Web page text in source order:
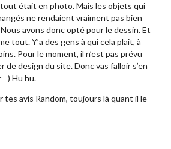
tout était en photo. Mais les objets qui
ne rendaient vraiment pas bien
avons donc opté pour le dessin. Et
tout. Y’a des gens à qui cela plaît, à
Pour le moment, il n’est pas prévu
de design du site. Donc vas falloir s’en
Hu hu.
tes avis Random, toujours là quant il le